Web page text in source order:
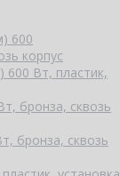
600
корпус
600 Вт, пластик,
бронза, сквозь
бронза, сквозь